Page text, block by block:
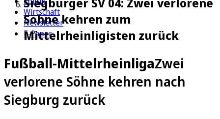
Wirtschaft
Newsletter
E-Paper
Söhne kehren zum
Mittelrheinligisten zurück
Fußball-MittelrheinligaZwei
verlorene Söhne kehren nach
Siegburg zurück